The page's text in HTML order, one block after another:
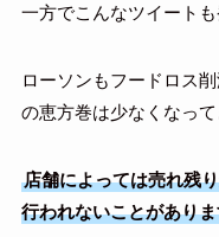
一方でこんなツイートも
ローソンもフードロス
の恵方巻は少なくなって
店舗によっては売れ残
行われないことがあり